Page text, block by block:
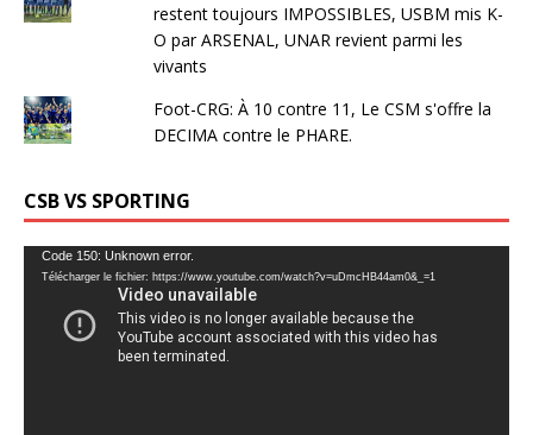
restent toujours IMPOSSIBLES, USBM mis K-
O par ARSENAL, UNAR revient parmi les
vivants
Foot-CRG: À 10 contre 11, Le CSM s'offre la
DECIMA contre le PHARE.
CSB VS SPORTING
Lecteur
vidéo
Code 150: Unknown error.
Télécharger le fichier: https://www.youtube.com/watch?v=uDmcHB44am0&_=1